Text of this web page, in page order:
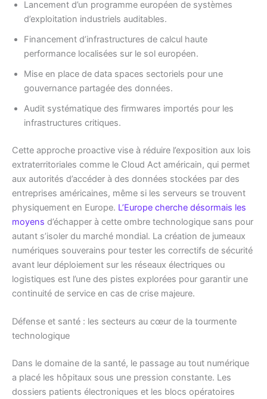
Lancement d’un programme européen de systèmes
d’exploitation industriels auditables.
Financement d’infrastructures de calcul haute
performance localisées sur le sol européen.
Mise en place de data spaces sectoriels pour une
gouvernance partagée des données.
Audit systématique des firmwares importés pour les
infrastructures critiques.
Cette approche proactive vise à réduire l’exposition aux lois
extraterritoriales comme le Cloud Act américain, qui permet
aux autorités d’accéder à des données stockées par des
entreprises américaines, même si les serveurs se trouvent
physiquement en Europe. L’Europe cherche désormais les
moyens d’échapper à cette ombre technologique sans pour
autant s’isoler du marché mondial. La création de jumeaux
numériques souverains pour tester les correctifs de sécurité
avant leur déploiement sur les réseaux électriques ou
logistiques est l’une des pistes explorées pour garantir une
continuité de service en cas de crise majeure.
Défense et santé : les secteurs au cœur de la tourmente
technologique
Dans le domaine de la santé, le passage au tout numérique
a placé les hôpitaux sous une pression constante. Les
dossiers patients électroniques et les blocs opératoires